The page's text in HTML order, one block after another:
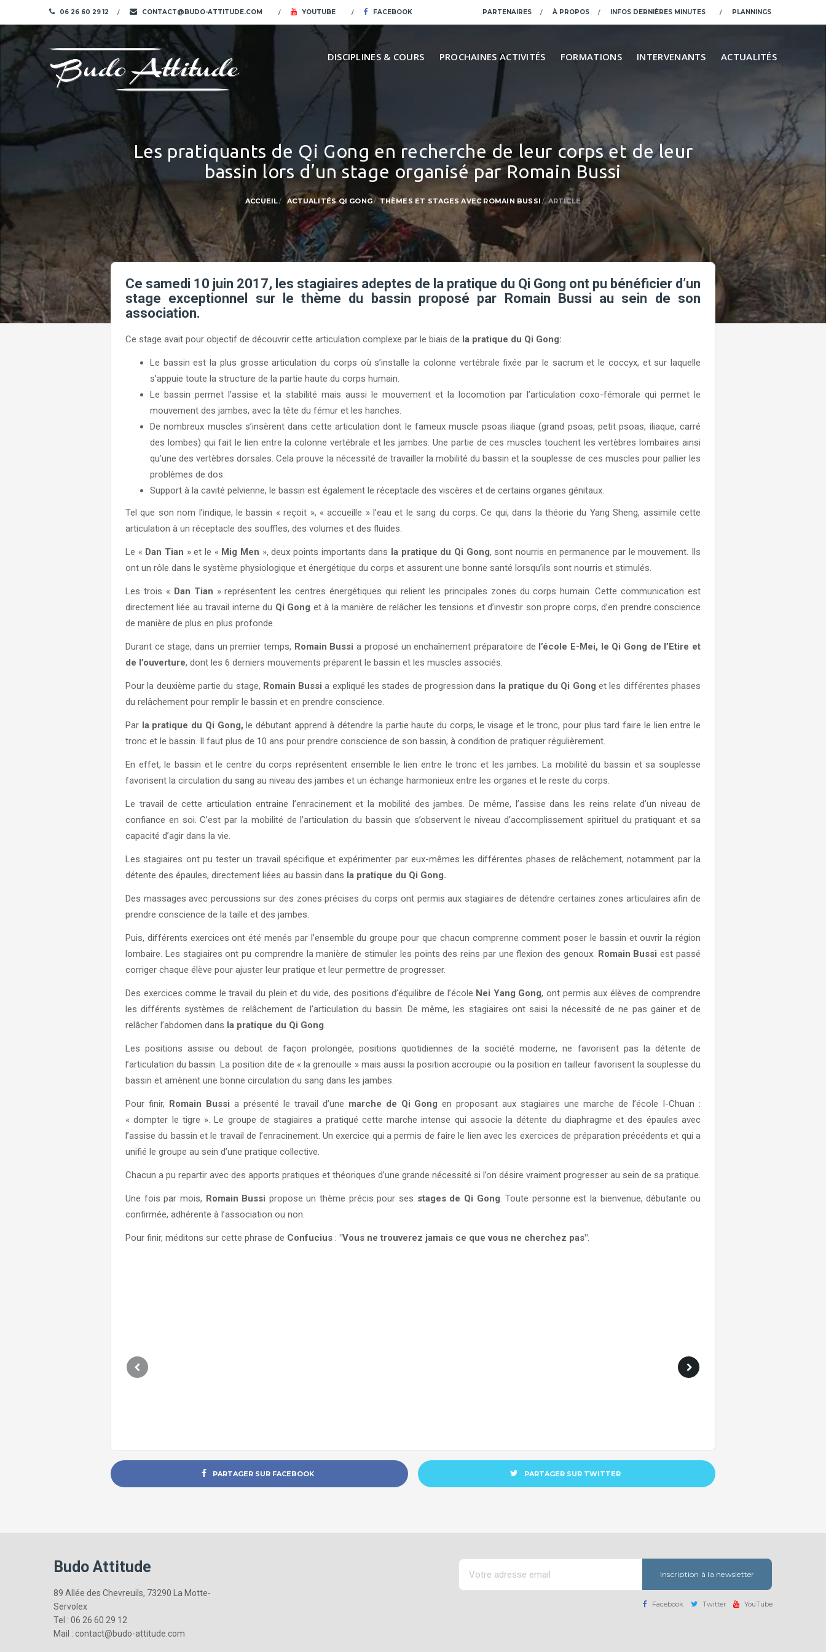
PLANNINGS
INFOS DERNIÈRES MINUTES
À PROPOS
PARTENAIRES
FACEBOOK
YOUTUBE
CONTACT@BUDO-ATTITUDE.COM
06 26 60 29 12
DISCIPLINES & COURS PROCHAINES ACTIVITÉS FORMATIONS INTERVENANTS ACTUALITÉS
Les pratiquants de Qi Gong en recherche de leur corps et de leur
bassin lors d’un stage organisé par Romain Bussi
ACCUEIL ACTUALITÉS QI GONG THÈMES ET STAGES AVEC ROMAIN BUSSI ARTICLE
Ce samedi 10 juin 2017, les stagiaires adeptes de la pratique du Qi Gong ont pu bénéficier d’un
stage exceptionnel sur le thème du bassin proposé par Romain Bussi au sein de son
association.
Ce stage avait pour objectif de découvrir cette articulation complexe par le biais de la pratique du Qi Gong:
Le bassin est la plus grosse articulation du corps où s’installe la colonne vertébrale fixée par le sacrum et le coccyx, et sur laquelle
s’appuie toute la structure de la partie haute du corps humain.
Le bassin permet l’assise et la stabilité mais aussi le mouvement et la locomotion par l’articulation coxo-fémorale qui permet le
mouvement des jambes, avec la tête du fémur et les hanches.
De nombreux muscles s’insèrent dans cette articulation dont le fameux muscle psoas iliaque (grand psoas, petit psoas, iliaque, carré
des lombes) qui fait le lien entre la colonne vertébrale et les jambes. Une partie de ces muscles touchent les vertèbres lombaires ainsi
qu’une des vertèbres dorsales. Cela prouve la nécessité de travailler la mobilité du bassin et la souplesse de ces muscles pour pallier les
problèmes de dos.
Support à la cavité pelvienne, le bassin est également le réceptacle des viscères et de certains organes génitaux.
Tel que son nom l’indique, le bassin « reçoit », « accueille » l’eau et le sang du corps. Ce qui, dans la théorie du Yang Sheng, assimile cette
articulation à un réceptacle des souffles, des volumes et des fluides.
Le « Dan Tian » et le « Mig Men », deux points importants dans la pratique du Qi Gong, sont nourris en permanence par le mouvement. Ils
ont un rôle dans le système physiologique et énergétique du corps et assurent une bonne santé lorsqu’ils sont nourris et stimulés.
Les trois « Dan Tian » représentent les centres énergétiques qui relient les principales zones du corps humain. Cette communication est
directement liée au travail interne du Qi Gong et à la manière de relâcher les tensions et d’investir son propre corps, d’en prendre conscience
de manière de plus en plus profonde.
Durant ce stage, dans un premier temps, Romain Bussia proposé un enchaînement préparatoire de l’école E-Mei, le Qi Gong de l’Etire et
de l’ouverture, dont les 6 derniers mouvements préparent le bassin et les muscles associés.
Pour la deuxième partie du stage, Romain Bussi a expliqué les stades de progression dans la pratique du Qi Gonget les différentes phases
du relâchement pour remplir le bassin et en prendre conscience.
Par la pratique du Qi Gong, le débutant apprend à détendre la partie haute du corps, le visage et le tronc, pour plus tard faire le lien entre le
tronc et le bassin. Il faut plus de 10 ans pour prendre conscience de son bassin, à condition de pratiquer régulièrement.
En effet, le bassin et le centre du corps représentent ensemble le lien entre le tronc et les jambes. La mobilité du bassin et sa souplesse
favorisent la circulation du sang au niveau des jambes et un échange harmonieux entre les organes et le reste du corps.
Le travail de cette articulation entraine l’enracinement et la mobilité des jambes. De même, l’assise dans les reins relate d’un niveau de
confiance en soi. C’est par la mobilité de l’articulation du bassin que s’observent le niveau d’accomplissement spirituel du pratiquant et sa
capacité d’agir dans la vie.
Les stagiaires ont pu tester un travail spécifique et expérimenter par eux-mêmes les différentes phases de relâchement, notamment par la
détente des épaules, directement liées au bassin dans la pratique du Qi Gong.
Des massages avec percussions sur des zones précises du corps ont permis aux stagiaires de détendre certaines zones articulaires afin de
prendre conscience de la taille et des jambes.
Puis, différents exercices ont été menés par l’ensemble du groupe pour que chacun comprenne comment poser le bassin et ouvrir la région
lombaire. Les stagiaires ont pu comprendre la manière de stimuler les points des reins par une flexion des genoux. Romain Bussi est passé
corriger chaque élève pour ajuster leur pratique et leur permettre de progresser.
Des exercices comme le travail du plein et du vide, des positions d’équilibre de l’école Nei Yang Gong, ont permis aux élèves de comprendre
les différents systèmes de relâchement de l’articulation du bassin. De même, les stagiaires ont saisi la nécessité de ne pas gainer et de
relâcher l’abdomen dans la pratique du Qi Gong
Les positions assise ou debout de façon prolongée, positions quotidiennes de la société moderne, ne favorisent pas la détente de
l’articulation du bassin. La position dite de « la grenouille » mais aussi la position accroupie ou la position en tailleur favorisent la souplesse du
bassin et amènent une bonne circulation du sang dans les jambes.
Pour finir, Romain Bussi a présenté le travail d’une marche de Qi Gong en proposant aux stagiaires une marche de l’école I-Chuan :
« dompter le tigre ». Le groupe de stagiaires a pratiqué cette marche intense qui associe la détente du diaphragme et des épaules avec
l’assise du bassin et le travail de l’enracinement. Un exercice qui a permis de faire le lien avec les exercices de préparation précédents et qui a
unifié le groupe au sein d’une pratique collective.
Chacun a pu repartir avec des apports pratiques et théoriques d’une grande nécessité si l’on désire vraiment progresser au sein de sa pratique.
Une fois par mois, Romain Bussi propose un thème précis pour ses stages de Qi Gong . Toute personne est la bienvenue, débutante ou
confirmée, adhérente à l’association ou non.
Pour finir, méditons sur cette phrase de Confucius : "Vous ne trouverez jamais ce que vous ne cherchez pas"
PARTAGER SUR FACEBOOK PARTAGER SUR TWITTER
Budo Attitude
89 Allée des Chevreuils, 73290 La Motte-
Servolex
Tel : 06 26 60 29 12
Mail : contact@budo-attitude.com
Inscription à la newsletter
Facebook Twitter YouTube